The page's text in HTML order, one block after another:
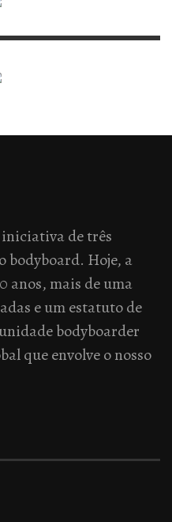
iniciativa de três
bodyboard. Hoje, a
anos, mais de uma
e um estatuto de
bodyboarder
que envolve o nosso